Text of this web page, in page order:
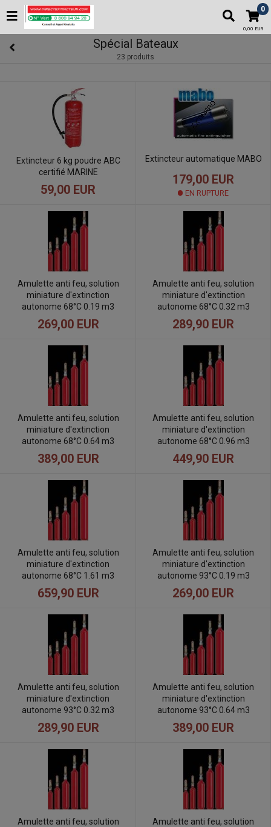
0
0,00 EUR
Spécial Bateaux
23 produits
Extincteur 6 kg poudre ABC
certifié MARINE
59,00 EUR
Extincteur automatique MABO
179,00 EUR
EN RUPTURE
Amulette anti feu, solution
miniature d'extinction
autonome 68°C 0.19 m3
269,00 EUR
Amulette anti feu, solution
miniature d'extinction
autonome 68°C 0.32 m3
289,90 EUR
Amulette anti feu, solution
miniature d'extinction
autonome 68°C 0.64 m3
389,00 EUR
Amulette anti feu, solution
miniature d'extinction
autonome 68°C 0.96 m3
449,90 EUR
Amulette anti feu, solution
miniature d'extinction
autonome 68°C 1.61 m3
659,90 EUR
Amulette anti feu, solution
miniature d'extinction
autonome 93°C 0.19 m3
269,00 EUR
Amulette anti feu, solution
miniature d'extinction
autonome 93°C 0.32 m3
289,90 EUR
Amulette anti feu, solution
miniature d'extinction
autonome 93°C 0.64 m3
389,00 EUR
Amulette anti feu, solution
Amulette anti feu, solution